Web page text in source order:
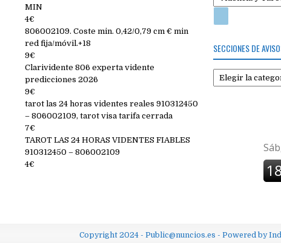
MIN
4€
806002109. Coste min. 0,42/0,79 cm € min
red fija/móvil.+18
9€
Clarividente 806 experta vidente
predicciones 2026
9€
tarot las 24 horas videntes reales 910312450
– 806002109, tarot visa tarifa cerrada
7€
TAROT LAS 24 HORAS VIDENTES FIABLES
910312450 – 806002109
4€
SECCIONES DE
Secciones
de
Copyright 2024 - Public@nuncios.es - Powered by